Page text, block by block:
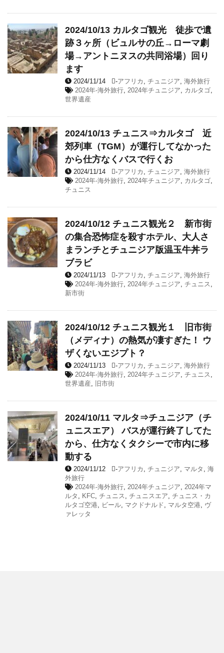
2024/10/13 カルタゴ観光 徒歩で遺
跡３ヶ所（ビュルサの丘→ローマ劇
場→アントニヌスの共同浴場）回り
ます
2024/11/14 -アフリカ , チュニジア, 海外旅行
2024年-海外旅行, 2024年チュニジア, カルタゴ,
世界遺産
2024/10/13 チュニス⇒カルタゴ 近
郊列車（TGM）が運行してなかった
から仕方なくバスで行くお
2024/11/14 -アフリカ , チュニジア, 海外旅行
2024年-海外旅行, 2024年チュニジア, カルタゴ,
チュニス
2024/10/12 チュニス観光２ 新市街
の集合恐怖症を殺すホテル、大人さ
まランチとチュニジア版温玉牛丼ラ
ブラビ
2024/11/13 -アフリカ , チュニジア, 海外旅行
2024年-海外旅行, 2024年チュニジア, チュニス ,
新市街
2024/10/12 チュニス観光１ 旧市街
（メディナ）の熱気が凄すぎた！ ウ
ザくないエジプト？
2024/11/13 -アフリカ , チュニジア, 海外旅行
2024年-海外旅行, 2024年チュニジア, チュニス ,
世界遺産, 旧市街
2024/10/11 マルタ⇒チュニジア（チ
ュニスエア） バスが運行終了してた
から、仕方なくタクシーで市内に移
動する
2024/11/12 -アフリカ , チュニジア, マルタ , 海
外旅行
2024年-海外旅行, 2024年チュニジア, 2024年マ
ルタ , KFC, チュニス , チュニスエア, チュニス・カ
ルタゴ空港, ビール, マクドナルド, マルタ空港, ヴ
ァレッタ